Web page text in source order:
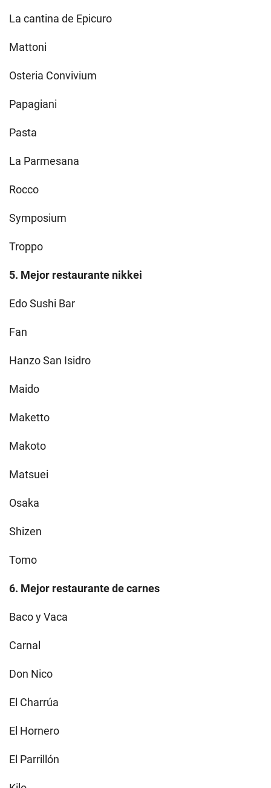
La cantina de Epicuro
Mattoni
Osteria Convivium
Papagiani
Pasta
La Parmesana
Rocco
Symposium
Troppo
5. Mejor restaurante nikkei
Edo Sushi Bar
Fan
Hanzo San Isidro
Maido
Maketto
Makoto
Matsuei
Osaka
Shizen
Tomo
6. Mejor restaurante de carnes
Baco y Vaca
Carnal
Don Nico
El Charrúa
El Hornero
El Parrillón